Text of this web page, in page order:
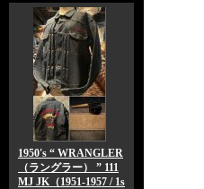
1950's “ WRANGLER
（ラングラー） ” 111
MJ JK（1951-1957 / 1s